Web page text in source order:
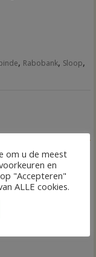
, Rabobank, Sloop,
om u de meest
en
"Accepteren"
ALLE cookies.